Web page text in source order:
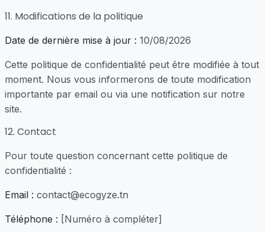
11. Modifications de la politique
Date de dernière mise à jour : 10/08/2026
Cette politique de confidentialité peut être modifiée à tout
moment. Nous vous informerons de toute modification
importante par email ou via une notification sur notre
site.
12. Contact
Pour toute question concernant cette politique de
confidentialité :
Email : contact@ecogyze.tn
Téléphone : [Numéro à compléter]